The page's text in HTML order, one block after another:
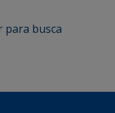
para busca